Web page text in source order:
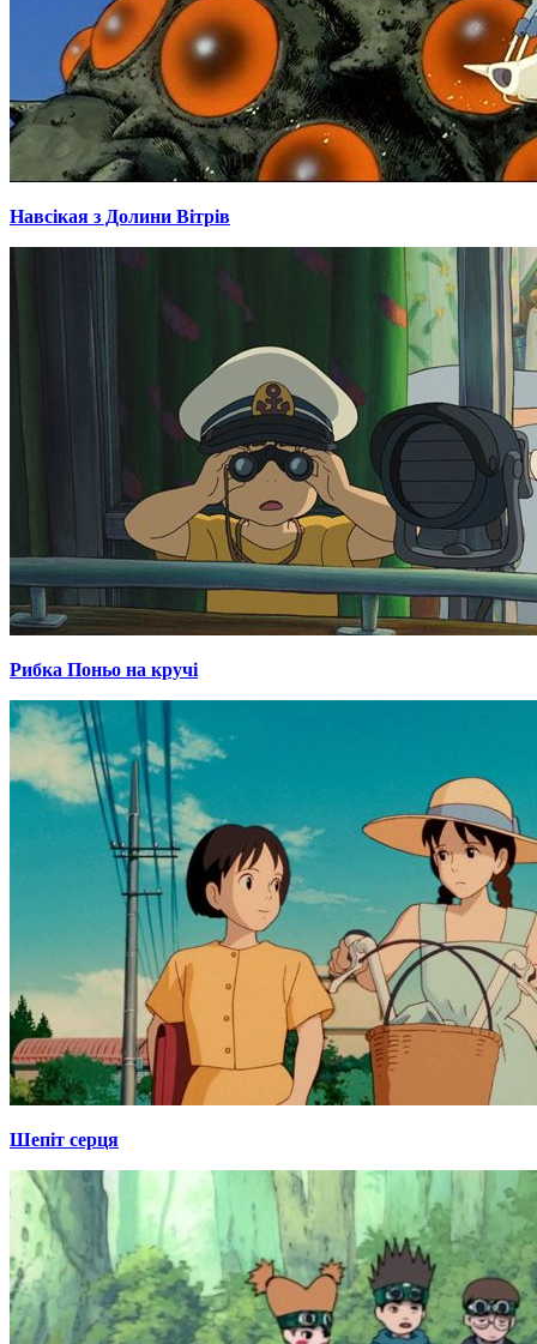
Навсікая з Долини Вітрів
Рибка Поньо на кручі
Шепіт серця